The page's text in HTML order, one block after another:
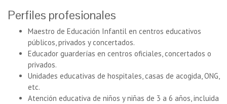
Perfiles profesionales
Maestro de Educación Infantil en centros educativos
públicos, privados y concertados.
Educador guarderías en centros oficiales, concertados o
privados.
Unidades educativas de hospitales, casas de acogida, ONG,
etc.
Atención educativa de niños y niñas de 3 a 6 años, incluida